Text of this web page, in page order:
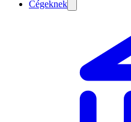
Cégeknek